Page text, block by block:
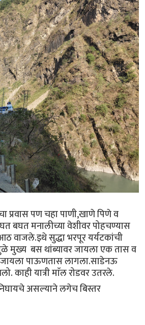
प्रवास पण चहा पाणी,खाणे पिणे व
बघत मनालीच्या वेशीवर पोहचण्यास
वाजले.इथे सुद्धा भरपूर यर्यटकांची
मुख्य बस थांब्यावर जायला एक तास व
जायला पाऊणतास लागला.साडेनऊ
काही यात्री माॅल रोडवर उतरले.
असल्याने लगेच बिस्तर